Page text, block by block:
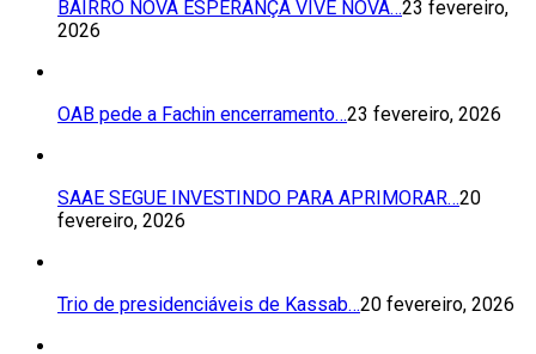
BAIRRO NOVA ESPERANÇA VIVE NOVA…23 fevereiro,
2026
OAB pede a Fachin encerramento…23 fevereiro, 2026
SAAE SEGUE INVESTINDO PARA APRIMORAR…20
fevereiro, 2026
Trio de presidenciáveis de Kassab…20 fevereiro, 2026